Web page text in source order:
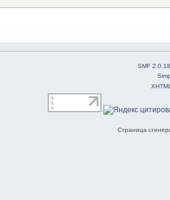
SMF 2.0.18
Страница